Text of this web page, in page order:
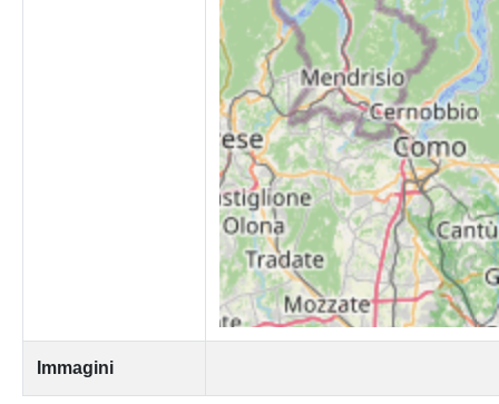
Immagini